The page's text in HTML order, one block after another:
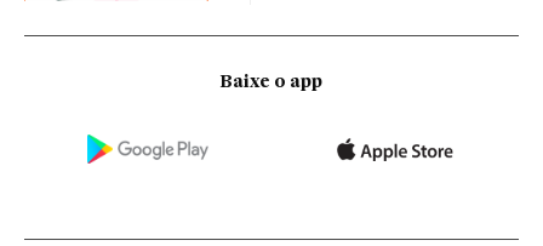
Baixe o app